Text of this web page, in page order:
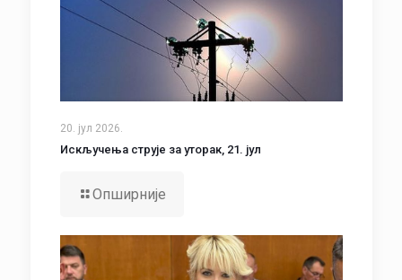
20. јул 2026.
Искључења струје за уторак, 21. јул
Опширније